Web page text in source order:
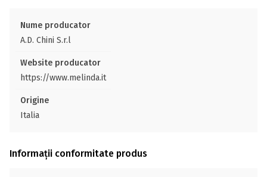
Nume producator
A.D. Chini S.r.l
Website producator
https://www.melinda.it
Origine
Italia
Informații conformitate produs